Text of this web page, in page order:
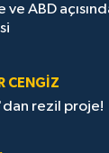
ve ABD
CENGIZ
rezil proje!